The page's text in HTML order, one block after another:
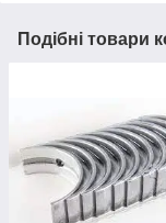
Подібні товари